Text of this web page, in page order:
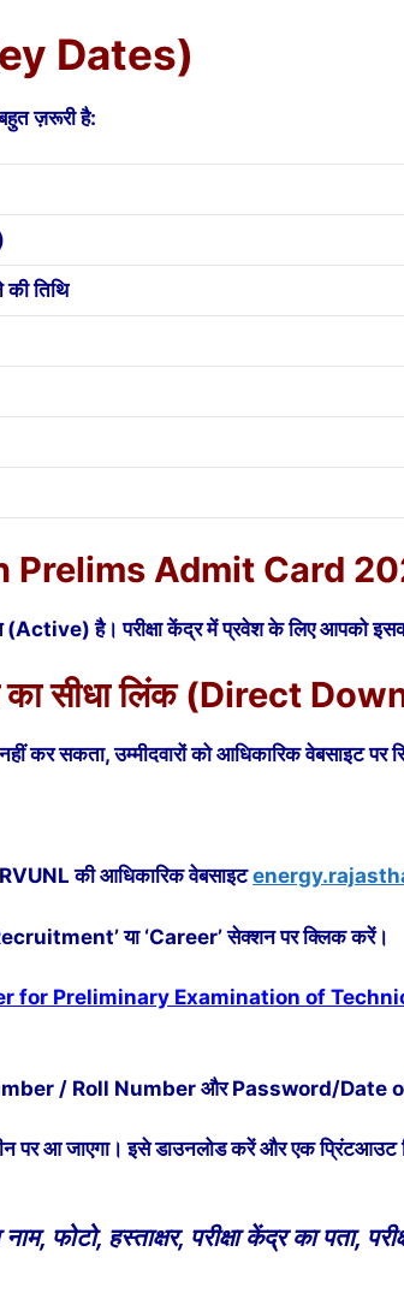
Dates)
ज़रूरी है:
तिथि
Prelims Admit Card
है। परीक्षा केंद्र में प्रवेश के लिए आपको
का सीधा लिंक (Direct
कर सकता, उम्मीदवारों को आधिकारिक
की आधिकारिक वेबसाइट
या ‘Career’ सेक्शन पर क्लिक करें।
for Preliminary Examination of
/ Roll Number और Password/Date
पर आ जाएगा। इसे डाउनलोड करें और एक प्रिंटआउट
नाम, फोटो, हस्ताक्षर, परीक्षा केंद्र का